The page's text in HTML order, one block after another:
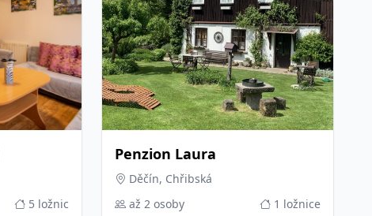
5 ložnic
Penzion Laura
Děčín, Chřibská
až 2 osoby
1 ložnice